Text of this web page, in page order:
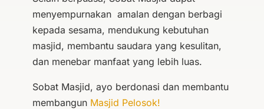
menyempurnakan amalan dengan berbagi
kepada sesama, mendukung kebutuhan
masjid, membantu saudara yang kesulitan,
dan menebar manfaat yang lebih luas.
Sobat Masjid, ayo berdonasi dan membantu
membangun Masjid Pelosok!